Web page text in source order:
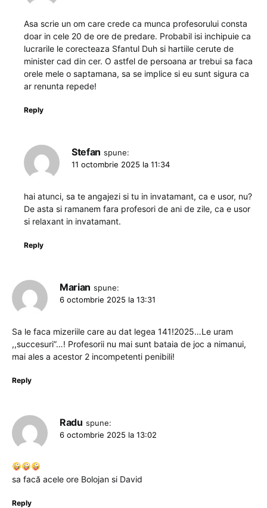
Asa scrie un om care crede ca munca profesorului consta
doar in cele 20 de ore de predare. Probabil isi inchipuie ca
lucrarile le corecteaza Sfantul Duh si hartiile cerute de
minister cad din cer. O astfel de persoana ar trebui sa faca
orele mele o saptamana, sa se implice si eu sunt sigura ca
ar renunta repede!
Reply
Stefan spune:
11 octombrie 2025 la 11:34
hai atunci, sa te angajezi si tu in invatamant, ca e usor, nu?
De asta si ramanem fara profesori de ani de zile, ca e usor
si relaxant in invatamant.
Reply
Marian spune:
6 octombrie 2025 la 13:31
Sa le faca mizeriile care au dat legea 141!2025…Le uram
,,succesuri”…! Profesorii nu mai sunt bataia de joc a nimanui,
mai ales a acestor 2 incompetenti penibili!
Reply
Radu spune:
6 octombrie 2025 la 13:02
sa facă acele ore Bolojan si David
Reply